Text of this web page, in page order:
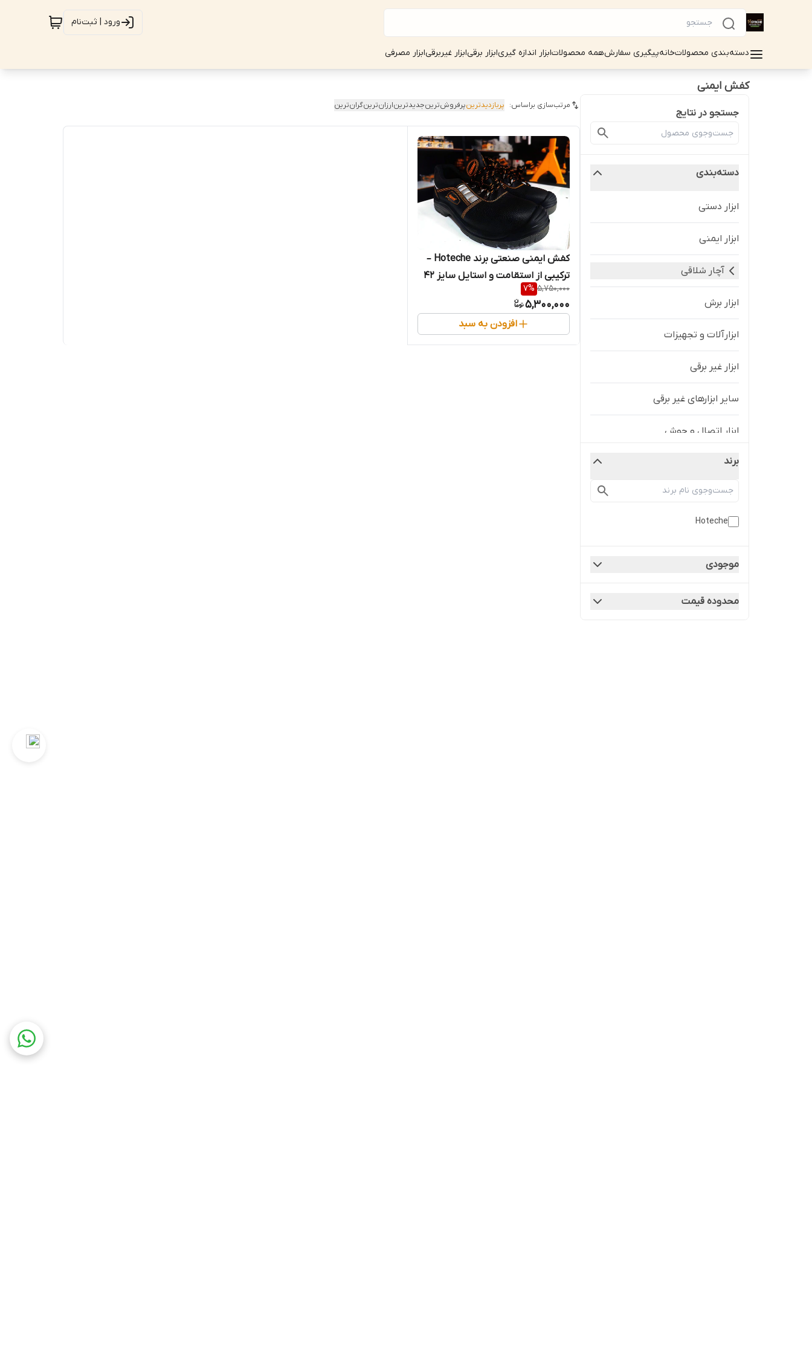
ورود | ثبت‌نام
دسته‌بندی محصولاتخانهپیگیری سفارشهمه محصولاتابزار اندازه گیریابزار برقیابزار غیربرقیابزار مصرفی
کفش ایمنی
جستجو در نتایج
دسته‌بندی
ابزار دستی
ابزار ایمنی
آچار شلاقی
ابزار برش
ابزارآلات و تجهیزات
ابزار غیر برقی
سایر ابزارهای غیر برقی
ابزار اتصال و جوش
ابزار تعویض روغن
ابزار جوشکاری
ابزار دامپروری
ابزار صنعتی ساختمان
برند
Hoteche
موجودی
محدوده قیمت
مرتب‌سازی براساس: پربازدیدترینپرفروش‌ترینجدیدترینارزان‌ترینگران‌ترین
کفش ایمنی صنعتی برند Hoteche –
ترکیبی از استقامت و استایل سایز 42
(قسطی)
5,750,000
7%
5,300,000
افزودن به سبد